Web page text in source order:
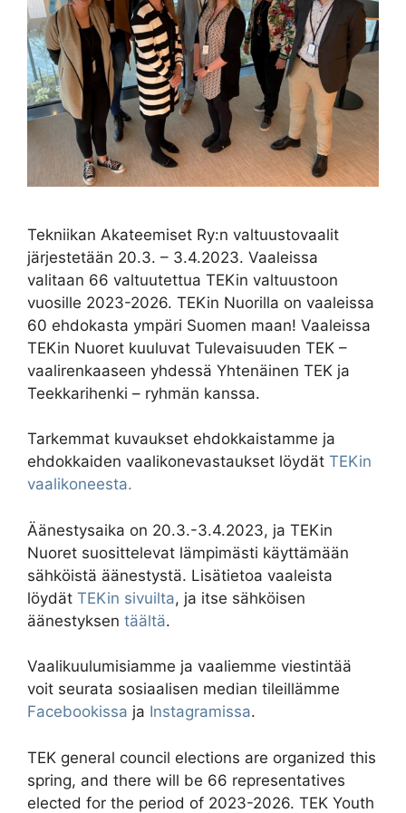
Tekniikan Akateemiset Ry:n valtuustovaalit
järjestetään 20.3. – 3.4.2023. Vaaleissa
valitaan 66 valtuutettua TEKin valtuustoon
vuosille 2023-2026. TEKin Nuorilla on vaaleissa
60 ehdokasta ympäri Suomen maan! Vaaleissa
TEKin Nuoret kuuluvat Tulevaisuuden TEK –
vaalirenkaaseen yhdessä Yhtenäinen TEK ja
Teekkarihenki – ryhmän kanssa.
Tarkemmat kuvaukset ehdokkaistamme ja
ehdokkaiden vaalikonevastaukset löydät TEKin
vaalikoneesta.
Äänestysaika on 20.3.-3.4.2023, ja TEKin
Nuoret suosittelevat lämpimästi käyttämään
sähköistä äänestystä. Lisätietoa vaaleista
löydät TEKin sivuilta, ja itse sähköisen
äänestyksen täältä.
Vaalikuulumisiamme ja vaaliemme viestintää
voit seurata sosiaalisen median tileillämme
Facebookissa ja Instagramissa.
TEK general council elections are organized this
spring, and there will be 66 representatives
elected for the period of 2023-2026. TEK Youth